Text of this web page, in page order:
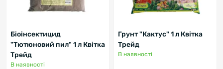
Біоінсектицид
"Тютюновий пил" 1 л Квітка
Трейд
В наявності
Грунт "Кактус" 1 л Квітка
Трейд
В наявності